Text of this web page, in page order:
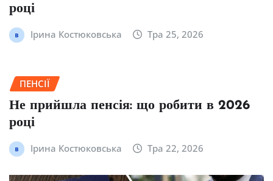
році
Ірина Костюковська Тра 25, 2026
ПЕНСІЇ
Не прийшла пенсія: що робити в 2026
році
Ірина Костюковська Тра 22, 2026